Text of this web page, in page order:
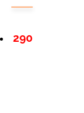
290